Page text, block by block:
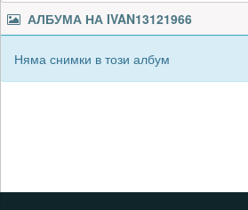
АЛБУМА НА IVAN13121966
Няма снимки в този албум